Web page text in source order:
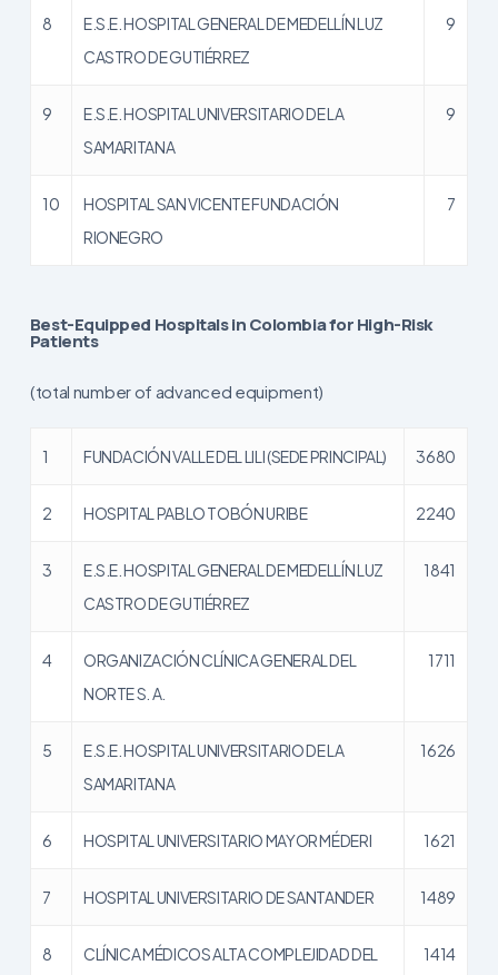
8
E.S.E. HOSPITAL GENERAL DE MEDELLÍN LUZ
CASTRO DE GUTIÉRREZ
9
9
E.S.E. HOSPITAL UNIVERSITARIO DE LA
SAMARITANA
9
10
HOSPITAL SAN VICENTE FUNDACIÓN
RIONEGRO
7
Best-Equipped Hospitals in Colombia for High-Risk
Patients
(total number of advanced equipment)
1 FUNDACIÓN VALLE DEL LILI (SEDE PRINCIPAL) 3680
2 HOSPITAL PABLO TOBÓN URIBE 2240
3
E.S.E. HOSPITAL GENERAL DE MEDELLÍN LUZ
CASTRO DE GUTIÉRREZ
1841
4
ORGANIZACIÓN CLÍNICA GENERAL DEL
NORTE S. A.
1711
5
E.S.E. HOSPITAL UNIVERSITARIO DE LA
SAMARITANA
1626
6 HOSPITAL UNIVERSITARIO MAYOR MÉDERI 1621
7 HOSPITAL UNIVERSITARIO DE SANTANDER 1489
8
CLÍNICA MÉDICOS ALTA COMPLEJIDAD DEL
1414